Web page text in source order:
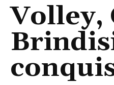
Volley,